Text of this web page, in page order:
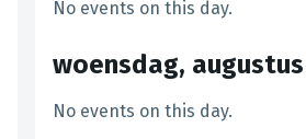
No events on this day.
woensdag, augustus
No events on this day.